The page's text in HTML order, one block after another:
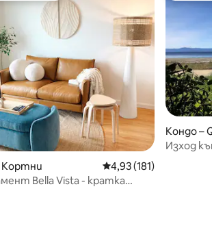
Кортни Средна оценка: 4,93
4,93 (181)
Bella Vista - кратка
Кондо –
Изход